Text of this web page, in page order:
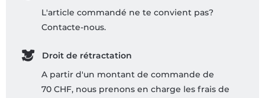
L'article commandé ne te convient pas?
Contacte-nous.
Droit de rétractation
A partir d'un montant de commande de
70 CHF, nous prenons en charge les frais de